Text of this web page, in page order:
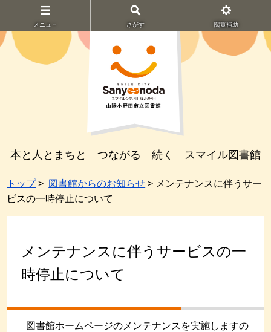
メニュ－ さがす 閲覧補助
本と人とまちと つながる 続く スマイル図書館
トップ> 図書館からのお知らせ > メンテナンスに伴うサー
ビスの一時停止について
メンテナンスに伴うサービスの一
時停止について
図書館ホームページのメンテナンスを実施しますの